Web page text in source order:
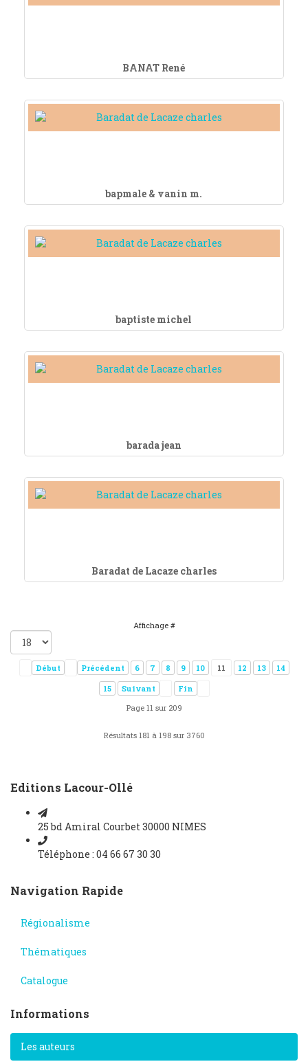
BANAT René
bapmale & vanin m.
baptiste michel
barada jean
Baradat de Lacaze charles
Affichage #
Début Précédent 6 7 8 9 10 11 12 13
14
15
Suivant
Fin
Page 11 sur 209
Résultats 181 à 198 sur 3760
Editions Lacour-Ollé
25 bd Amiral Courbet 30000 NIMES
Téléphone : 04 66 67 30 30
Navigation Rapide
Régionalisme
Thématiques
Catalogue
Informations
Les auteurs